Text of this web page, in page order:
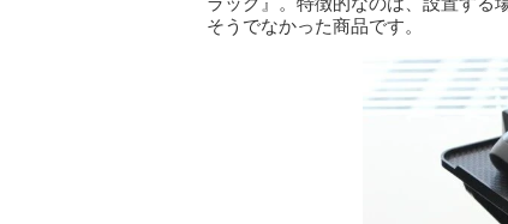
そうでなかった商品です。